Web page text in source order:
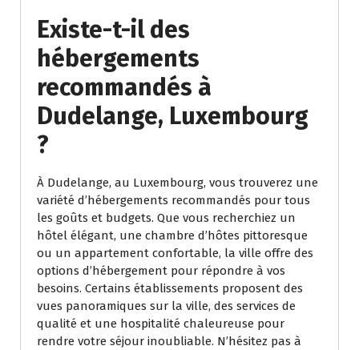
Existe-t-il des
hébergements
recommandés à
Dudelange, Luxembourg
?
À Dudelange, au Luxembourg, vous trouverez une
variété d’hébergements recommandés pour tous
les goûts et budgets. Que vous recherchiez un
hôtel élégant, une chambre d’hôtes pittoresque
ou un appartement confortable, la ville offre des
options d’hébergement pour répondre à vos
besoins. Certains établissements proposent des
vues panoramiques sur la ville, des services de
qualité et une hospitalité chaleureuse pour
rendre votre séjour inoubliable. N’hésitez pas à